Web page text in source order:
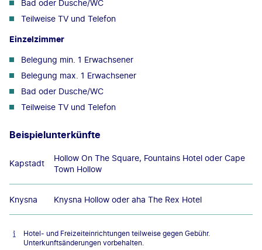
Bad oder Dusche/WC
Teilweise TV und Telefon
Einzelzimmer
Belegung min. 1 Erwachsener
Belegung max. 1 Erwachsener
Bad oder Dusche/WC
Teilweise TV und Telefon
Beispielunterkünfte
Kapstadt
Hollow On The Square, Fountains Hotel oder Cape
Town Hollow
Knysna Knysna Hollow oder aha The Rex Hotel
Hotel- und Freizeiteinrichtungen teilweise gegen Gebühr.
Unterkunftsänderungen vorbehalten.